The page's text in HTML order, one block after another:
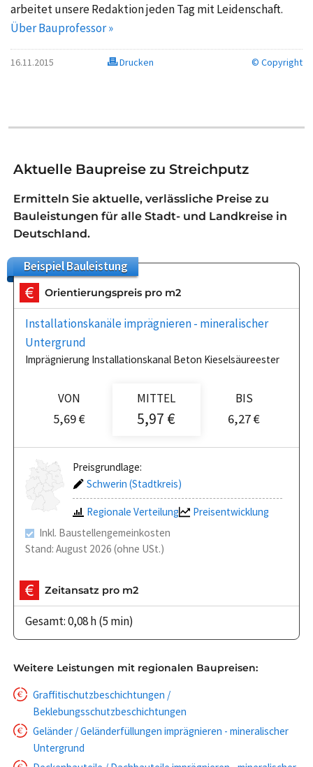
arbeitet unsere Redaktion jeden Tag mit Leidenschaft.
Über Bauprofessor »
16.11.2015 Drucken © Copyright
Aktuelle Baupreise zu Streichputz
Ermitteln Sie aktuelle, verlässliche Preise zu
Bauleistungen für alle Stadt- und Landkreise in
Deutschland.
BeispielBauleistung
Orientierungspreis pro m2
Installationskanäle imprägnieren - mineralischer
Untergrund
Imprägnierung Installationskanal Beton Kieselsäureester
VON
5,69 €
MITTEL
5,97 €
BIS
6,27 €
Preisgrundlage:
Schwerin (Stadtkreis)
Regionale Verteilung
Preisentwicklung
Inkl. Baustellengemeinkosten
Stand: August 2026 (ohne USt.)
Zeitansatz pro m2
Gesamt: 0,08 h (5 min)
Weitere Leistungen mit regionalen Baupreisen:
Graffitischutzbeschichtungen /
Beklebungsschutzbeschichtungen
Geländer / Geländerfüllungen imprägnieren - mineralischer
Untergrund